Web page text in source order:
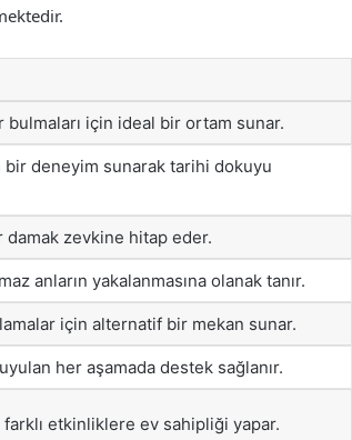
için ideal bir ortam sunar.
deneyim sunarak tarihi dokuyu
zevkine hitap eder.
anların yakalanmasına olanak tanır.
için alternatif bir mekan sunar.
her aşamada destek sağlanır.
etkinliklere ev sahipliği yapar.